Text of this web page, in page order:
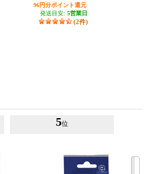
96円分ポイント還元
発送目安: 5営業日
(2件)
5位